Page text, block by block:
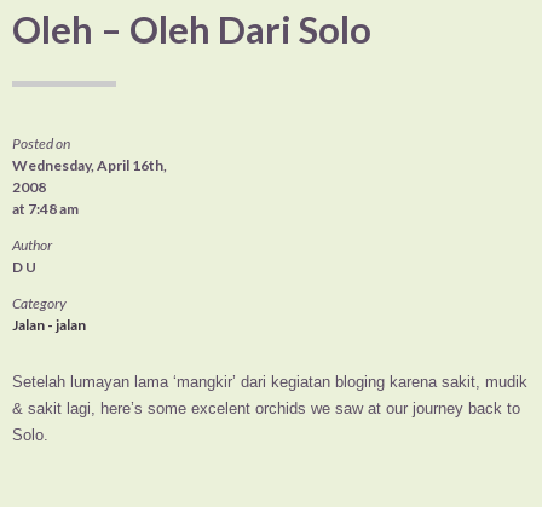
Oleh – Oleh Dari Solo
Posted on
Wednesday, April 16th,
2008
at 7:48 am
Author
D U
Category
Jalan - jalan
Setelah lumayan lama ‘mangkir’ dari kegiatan bloging karena sakit, mudik
& sakit lagi, here’s some excelent orchids we saw at our journey back to
Solo.